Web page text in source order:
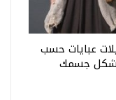
عبايات حسب
شكل جسمك